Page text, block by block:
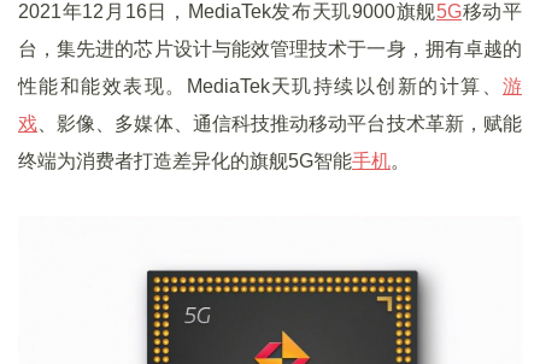
2021年12月16日，MediaTek发布天玑9000旗舰5G移动平
台，集先进的芯片设计与能效管理技术于一身，拥有卓越的
性能和能效表现。MediaTek天玑持续以创新的计算、 游
戏 、影像、多媒体、通信科技推动移动平台技术革新，赋能
终端为消费者打造差异化的旗舰5G智能手机。